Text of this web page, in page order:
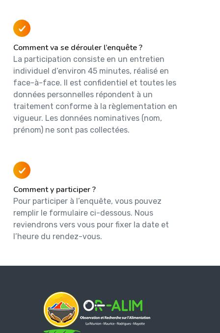
Comment va se dérouler l’enquête ?
La participation consiste en un entretien
individuel d’environ 45 minutes, réalisé en
face-à-face. Il est confidentiel et toutes les
données personnelles répondent à un
traitement conforme à la règlementation en
vigueur. Les données nominatives (nom,
prénom) ne sont pas collectées.
Comment y participer ?
Pour participer à l’enquête, vous pouvez
remplir le formulaire ci-dessous. Nous
reviendrons vers vous pour fixer la date et
l’heure du rendez-vous.